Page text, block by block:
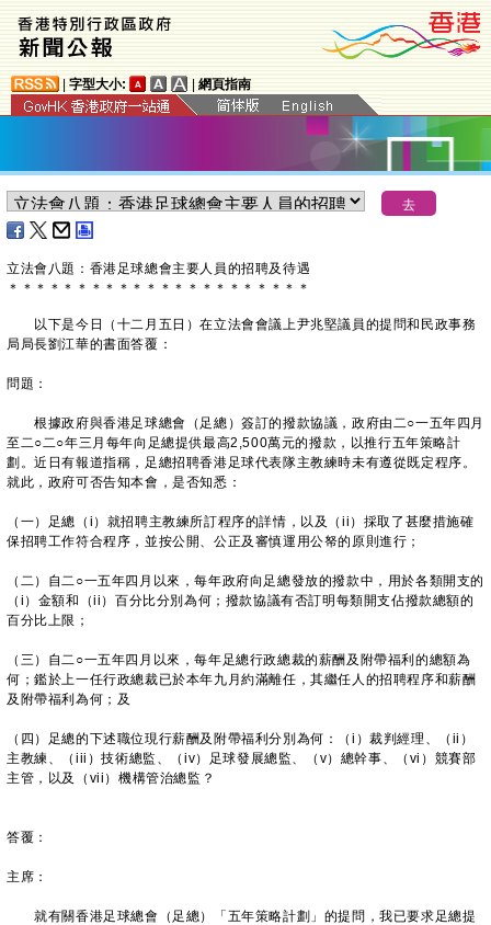
字型大小: 網頁指南
立法會八題：香港足球總會主要人員的招聘及待遇
＊ ＊ ＊ ＊ ＊ ＊ ＊ ＊ ＊ ＊ ＊ ＊ ＊ ＊ ＊ ＊ ＊ ＊ ＊ ＊ ＊ ＊
以下是今日（十二月五日）在立法會會議上尹兆堅議員的提問和民政事務
局局長劉江華的書面答覆：
問題：
根據政府與香港足球總會（足總）簽訂的撥款協議，政府由二○一五年四月
至二○二○年三月每年向足總提供最高2,500萬元的撥款，以推行五年策略計
劃。近日有報道指稱，足總招聘香港足球代表隊主教練時未有遵從既定程序。
就此，政府可否告知本會，是否知悉：
（一）足總（i）就招聘主教練所訂程序的詳情，以及（ii）採取了甚麼措施確
保招聘工作符合程序，並按公開、公正及審慎運用公帑的原則進行；
（二）自二○一五年四月以來，每年政府向足總發放的撥款中，用於各類開支的
（i）金額和（ii）百分比分別為何；撥款協議有否訂明每類開支佔撥款總額的
百分比上限；
（三）自二○一五年四月以來，每年足總行政總裁的薪酬及附帶福利的總額為
何；鑑於上一任行政總裁已於本年九月約滿離任，其繼任人的招聘程序和薪酬
及附帶福利為何；及
（四）足總的下述職位現行薪酬及附帶福利分別為何：（i）裁判經理、（ii）
主教練、（iii）技術總監、（iv）足球發展總監、（v）總幹事、（vi）競賽部
主管，以及（vii）機構管治總監？
答覆：
主席：
就有關香港足球總會（足總）「五年策略計劃」的提問，我已要求足總提